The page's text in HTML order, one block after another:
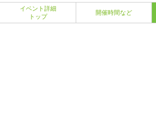
イベント詳細
トップ
開催時間など